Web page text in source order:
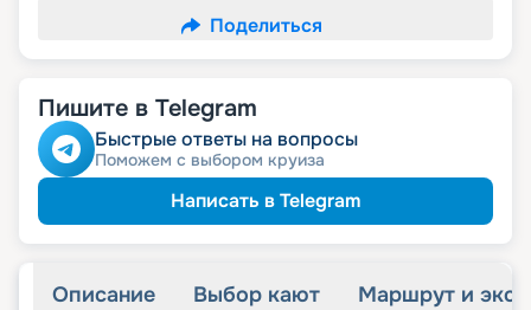
Поделиться
Пишите в Telegram
Быстрые ответы на вопросы
Поможем с выбором круиза
Написать в Telegram
Описание Выбор кают Маршрут и